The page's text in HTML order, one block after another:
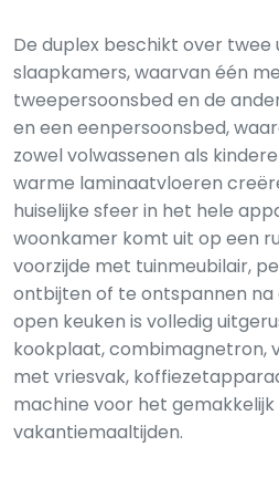
De duplex beschikt over twee
slaapkamers, waarvan één
tweepersoonsbed en de
en een eenpersoonsbed,
zowel volwassenen als
warme laminaatvloeren
huiselijke sfeer in het hele
woonkamer komt uit op een
voorzijde met tuinmeubilair,
ontbijten of te ontspannen na
open keuken is volledig
kookplaat, combimagnetron,
met vriesvak,
machine voor het
vakantiemaaltijden.